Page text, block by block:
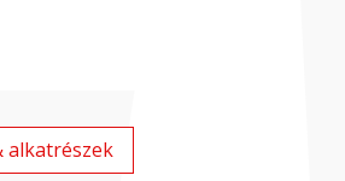
alkatrészek